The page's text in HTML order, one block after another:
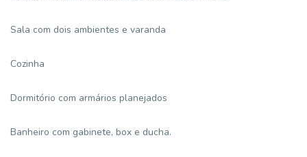
Sala com dois ambientes e varanda
Cozinha
Dormitório com armários planejados
Banheiro com gabinete, box e ducha.